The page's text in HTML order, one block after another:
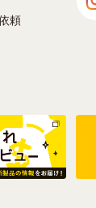
頼